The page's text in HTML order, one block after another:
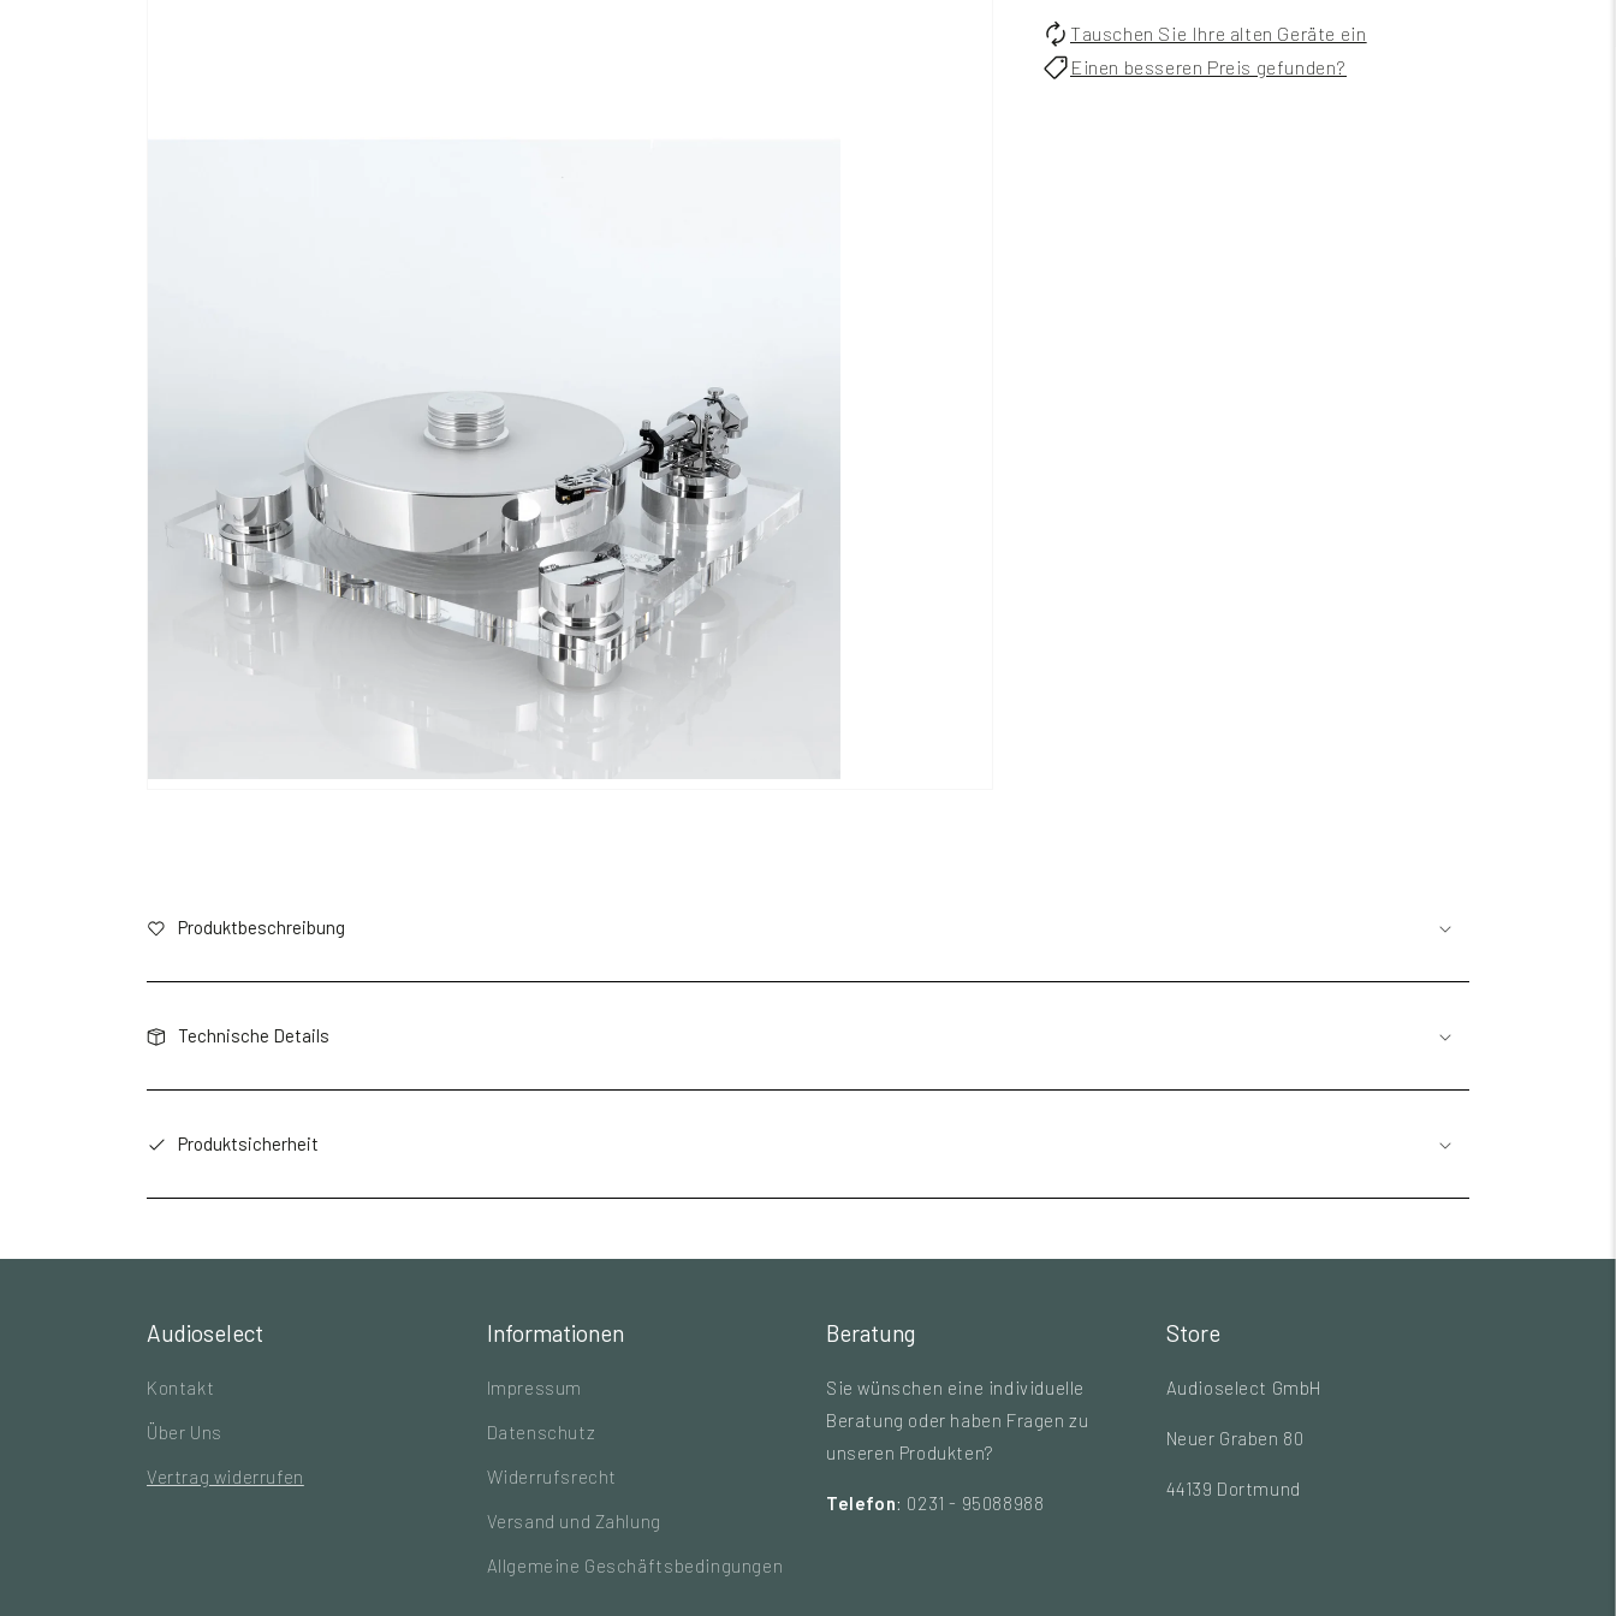
Tauschen Sie Ihre alten Geräte ein
Einen besseren Preis gefunden?
Produktbeschreibung
Technische Details
Produktsicherheit
Audioselect
Kontakt
Über Uns
Vertrag widerrufen
Informationen
Impressum
Datenschutz
Widerrufsrecht
Versand und Zahlung
Allgemeine Geschäftsbedingungen
Beratung
Sie wünschen eine individuelle
Beratung oder haben Fragen zu
unseren Produkten?
Telefon: 0231 - 95088988
Store
Audioselect GmbH
Neuer Graben 80
44139 Dortmund